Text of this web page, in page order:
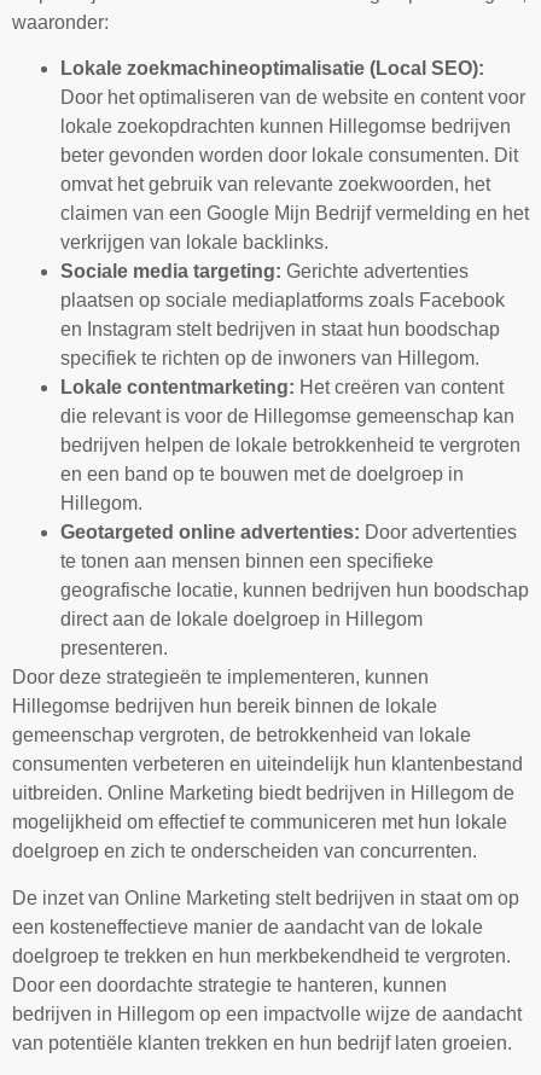
waaronder:
Lokale zoekmachineoptimalisatie (Local SEO):
Door het optimaliseren van de website en content voor
lokale zoekopdrachten kunnen Hillegomse bedrijven
beter gevonden worden door lokale consumenten. Dit
omvat het gebruik van relevante zoekwoorden, het
claimen van een Google Mijn Bedrijf vermelding en het
verkrijgen van lokale backlinks.
Sociale media targeting: Gerichte advertenties
plaatsen op sociale mediaplatforms zoals Facebook
en Instagram stelt bedrijven in staat hun boodschap
specifiek te richten op de inwoners van Hillegom.
Lokale contentmarketing: Het creëren van content
die relevant is voor de Hillegomse gemeenschap kan
bedrijven helpen de lokale betrokkenheid te vergroten
en een band op te bouwen met de doelgroep in
Hillegom.
Geotargeted online advertenties: Door advertenties
te tonen aan mensen binnen een specifieke
geografische locatie, kunnen bedrijven hun boodschap
direct aan de lokale doelgroep in Hillegom
presenteren.
Door deze strategieën te implementeren, kunnen
Hillegomse bedrijven hun bereik binnen de lokale
gemeenschap vergroten, de betrokkenheid van lokale
consumenten verbeteren en uiteindelijk hun klantenbestand
uitbreiden. Online Marketing biedt bedrijven in Hillegom de
mogelijkheid om effectief te communiceren met hun lokale
doelgroep en zich te onderscheiden van concurrenten.
De inzet van Online Marketing stelt bedrijven in staat om op
een kosteneffectieve manier de aandacht van de lokale
doelgroep te trekken en hun merkbekendheid te vergroten.
Door een doordachte strategie te hanteren, kunnen
bedrijven in Hillegom op een impactvolle wijze de aandacht
van potentiële klanten trekken en hun bedrijf laten groeien.